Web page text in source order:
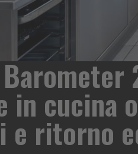
in cucina
e ritorno